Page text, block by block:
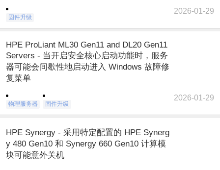
固件升级
2026-01-29
HPE ProLiant ML30 Gen11 and DL20 Gen11
Servers - 当开启安全核心启动功能时，服务
器可能会间歇性地启动进入 Windows 故障修
复菜单
物理服务器 固件升级
2026-01-29
HPE Synergy - 采用特定配置的 HPE Synerg
y 480 Gen10 和 Synergy 660 Gen10 计算模
块可能意外关机